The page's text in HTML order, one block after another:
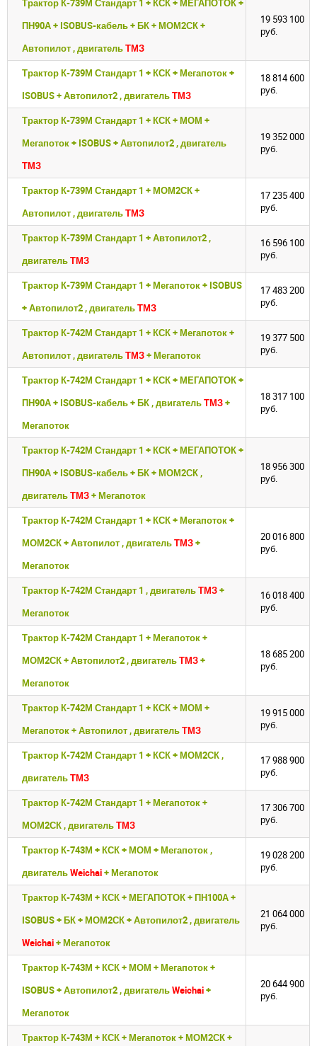
Трактор К-739М Стандарт 1 + КСК + МЕГАПОТОК +
ПН90А + ISOBUS-кабель + БК + МОМ2СК +
Автопилот , двигательТМЗ
19 593 100
руб.
Трактор К-739М Стандарт 1 + КСК + Мегапоток +
ISOBUS + Автопилот2 , двигательТМЗ
18 814 600
руб.
Трактор К-739М Стандарт 1 + КСК + МОМ +
Мегапоток + ISOBUS + Автопилот2 , двигатель
ТМЗ
19 352 000
руб.
Трактор К-739М Стандарт 1 + МОМ2СК +
Автопилот , двигательТМЗ
17 235 400
руб.
Трактор К-739М Стандарт 1 + Автопилот2 ,
двигательТМЗ
16 596 100
руб.
Трактор К-739М Стандарт 1 + Мегапоток + ISOBUS
+ Автопилот2 , двигательТМЗ
17 483 200
руб.
Трактор К-742М Стандарт 1 + КСК + Мегапоток +
Автопилот , двигательТМЗ+ Мегапоток
19 377 500
руб.
Трактор К-742М Стандарт 1 + КСК + МЕГАПОТОК +
ПН90А + ISOBUS-кабель + БК , двигательТМЗ+
Мегапоток
18 317 100
руб.
Трактор К-742М Стандарт 1 + КСК + МЕГАПОТОК +
ПН90А + ISOBUS-кабель + БК + МОМ2СК ,
двигательТМЗ+ Мегапоток
18 956 300
руб.
Трактор К-742М Стандарт 1 + КСК + Мегапоток +
МОМ2СК + Автопилот , двигательТМЗ+
Мегапоток
20 016 800
руб.
Трактор К-742М Стандарт 1 , двигательТМЗ+
Мегапоток
16 018 400
руб.
Трактор К-742М Стандарт 1 + Мегапоток +
МОМ2СК + Автопилот2 , двигательТМЗ+
Мегапоток
18 685 200
руб.
Трактор К-742М Стандарт 1 + КСК + МОМ +
Мегапоток + Автопилот , двигательТМЗ
19 915 000
руб.
Трактор К-742М Стандарт 1 + КСК + МОМ2СК ,
двигательТМЗ
17 988 900
руб.
Трактор К-742М Стандарт 1 + Мегапоток +
МОМ2СК , двигательТМЗ
17 306 700
руб.
Трактор К-743М + КСК + МОМ + Мегапоток ,
двигательWeichai+ Мегапоток
19 028 200
руб.
Трактор К-743М + КСК + МЕГАПОТОК + ПН100А +
ISOBUS + БК + МОМ2СК + Автопилот2 , двигатель
Weichai+ Мегапоток
21 064 000
руб.
Трактор К-743М + КСК + МОМ + Мегапоток +
ISOBUS + Автопилот2 , двигательWeichai+
Мегапоток
20 644 900
руб.
Трактор К-743М + КСК + Мегапоток + МОМ2СК +